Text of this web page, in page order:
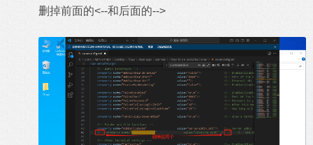
删掉前面的<--和后面的-->